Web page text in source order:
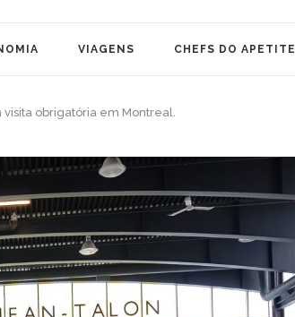
VIAGENS CHEFS DO APETITE
obrigatória em Montreal.